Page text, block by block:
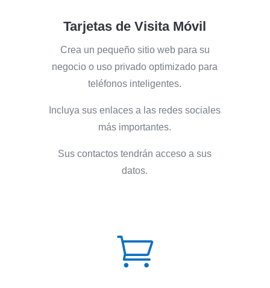
Tarjetas de Visita Móvil
Crea un pequeño sitio web para su
negocio o uso privado optimizado para
teléfonos inteligentes.
Incluya sus enlaces a las redes sociales
más importantes.
Sus contactos tendrán acceso a sus
datos.
